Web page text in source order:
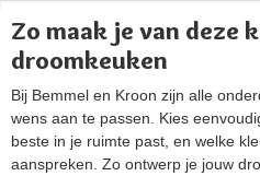
Zo maak je van deze
droomkeuken
Bij Bemmel en Kroon zijn alle
wens aan te passen. Kies
beste in je ruimte past, en welke
aanspreken. Zo ontwerp je jouw